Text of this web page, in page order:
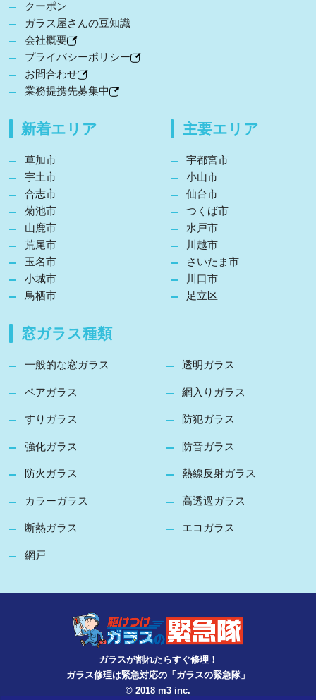
クーポン
ガラス屋さんの豆知識
会社概要
プライバシーポリシー
お問合わせ
業務提携先募集中
新着エリア
草加市
宇土市
合志市
菊池市
山鹿市
荒尾市
玉名市
小城市
鳥栖市
主要エリア
宇都宮市
小山市
仙台市
つくば市
水戸市
川越市
さいたま市
川口市
足立区
窓ガラス種類
一般的な窓ガラス 透明ガラス
ペアガラス 網入りガラス
すりガラス 防犯ガラス
強化ガラス 防音ガラス
防火ガラス 熱線反射ガラス
カラーガラス 高透過ガラス
断熱ガラス エコガラス
網戸
ガラスが割れたらすぐ修理！
ガラス修理は緊急対応の「ガラスの緊急隊」
© 2018 m3 inc.